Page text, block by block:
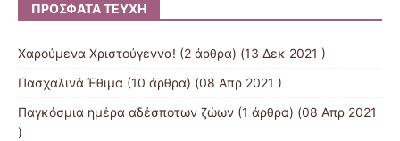
ΠΡΌΣΦΑΤΑ ΤΕΎΧΗ
Χαρούμενα Χριστούγεννα! (2 άρθρα) (13 Δεκ 2021 )
Πασχαλινά Έθιμα (10 άρθρα) (08 Απρ 2021 )
Παγκόσμια ημέρα αδέσποτων ζώων (1 άρθρα) (08 Απρ 2021
)